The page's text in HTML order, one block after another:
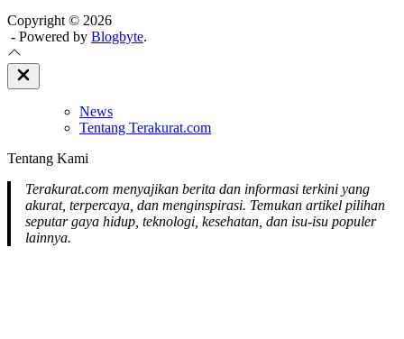
Copyright © 2026
- Powered by Blogbyte.
Close
Off
News
Tentang Terakurat.com
Tentang Kami
Terakurat.com menyajikan berita dan informasi terkini yang
akurat, terpercaya, dan menginspirasi. Temukan artikel pilihan
seputar gaya hidup, teknologi, kesehatan, dan isu-isu populer
lainnya.